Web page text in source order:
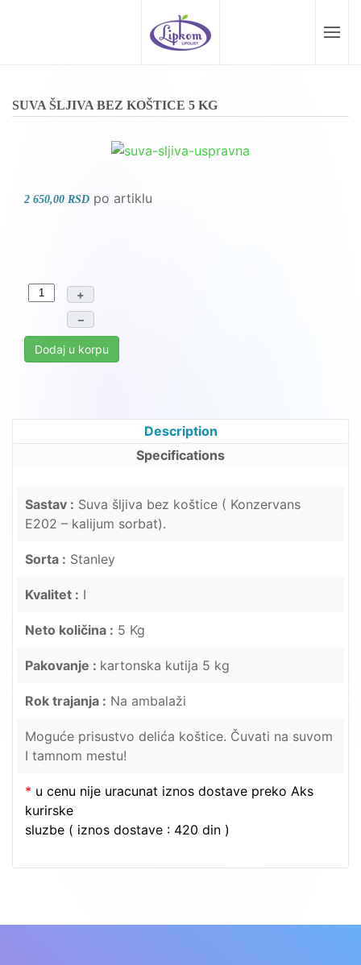
Skip to main content
SUVA ŠLJIVA BEZ KOŠTICE 5 KG
2 650,00 RSD po artiklu
+
–
Dodaj u korpu
Description
Specifications
Sastav : Suva šljiva bez koštice ( Konzervans
E202 – kalijum sorbat).
Sorta : Stanley
Kvalitet : I
Neto količina : 5 Kg
Pakovanje : kartonska kutija 5 kg
Rok trajanja : Na ambalaži
Moguće prisustvo delića koštice. Čuvati na suvom
I tamnom mestu!
* u cenu nije uracunat iznos dostave preko Aks
kurirske
sluzbe ( iznos dostave : 420 din )